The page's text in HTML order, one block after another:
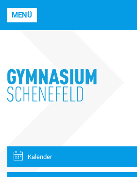
MENÜ
Kalender